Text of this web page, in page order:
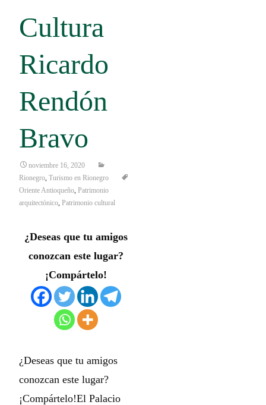
Cultura
Ricardo
Rendón
Bravo
noviembre 16, 2020
Rionegro Turismo en Rionegro
Oriente Antioqueño Patrimonio
arquitectónico Patrimonio cultural
¿Deseas que tu amigos
conozcan este lugar?
¡Compártelo!
¿Deseas que tu amigos
conozcan este lugar?
¡Compártelo!El Palacio